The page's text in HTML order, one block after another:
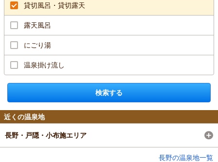
貸切風呂・貸切露天
露天風呂
にごり湯
温泉掛け流し
検索する
近くの温泉地
長野・戸隠・小布施エリア
長野の温泉地一覧